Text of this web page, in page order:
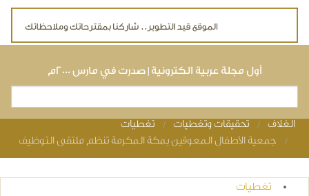
أول مجلة عربية الكترونية | صدرت في مارس ٢٠٠٠م
You are here
الغلاف تحقيقات وتغطيات
تغطيات
جمعية الأطفال المعوقين بمكة المكرمة تنظم ملتقى التوظيف
تغطيات